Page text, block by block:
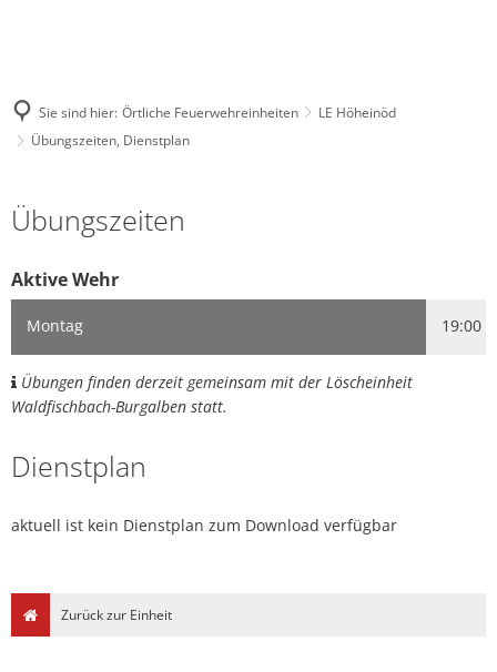
Sie sind hier: Örtliche Feuerwehreinheiten
LE Höheinöd
Übungszeiten, Dienstplan
Dienstplan
Übungszeiten
Aktive Wehr
Montag 19:00
Übungen finden derzeit gemeinsam mit der Löscheinheit
Waldfischbach-Burgalben statt.
Dienstplan
aktuell ist kein Dienstplan zum Download verfügbar
Zurück zur Einheit